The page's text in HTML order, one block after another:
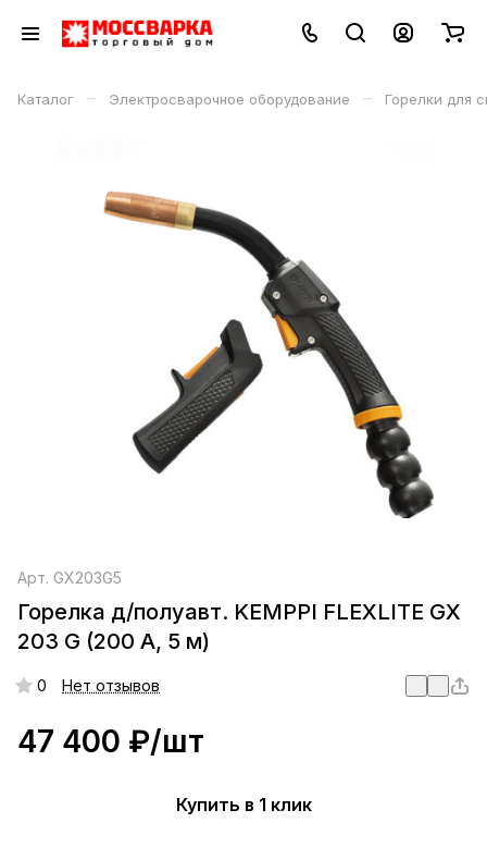
Каталог – Электросварочное оборудование – Горелки для
Арт. GX203G5
Горелка д/полуавт. KEMPPI FLEXLITE GX
203 G (200 А, 5 м)
0 Нет отзывов
47 400 ₽/шт
Купить в 1 клик